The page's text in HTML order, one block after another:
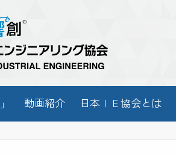
」 動画紹介 日本ＩＥ協会とは